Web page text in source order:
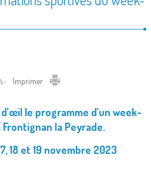
Imprimer
le programme d’un week-
la Peyrade.
18 et 19 novembre 2023